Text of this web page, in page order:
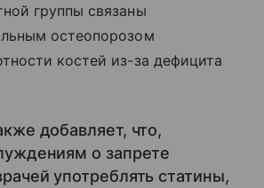
группы связаны
остеопорозом
костей из-за дефицита
добавляет, что,
о запрете
употреблять статины,